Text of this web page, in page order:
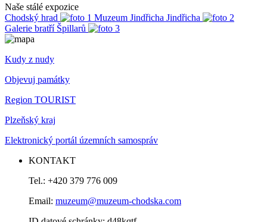
Naše stálé expozice
Chodský hrad
Muzeum Jindřicha Jindřicha
Galerie bratří Špillarů
Kudy z nudy
Objevuj památky
Region TOURIST
Plzeňský kraj
Elektronický portál územních samospráv
KONTAKT
Tel.: +420 379 776 009
Email: muzeum@muzeum-chodska.com